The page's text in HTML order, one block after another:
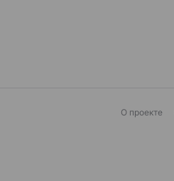
О проекте